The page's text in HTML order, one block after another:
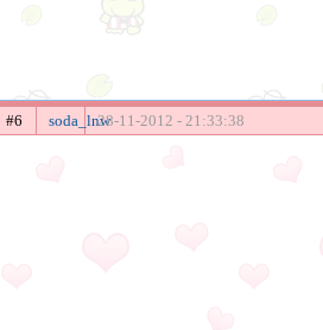
#6 soda_lnw28-11-2012 - 21:33:38